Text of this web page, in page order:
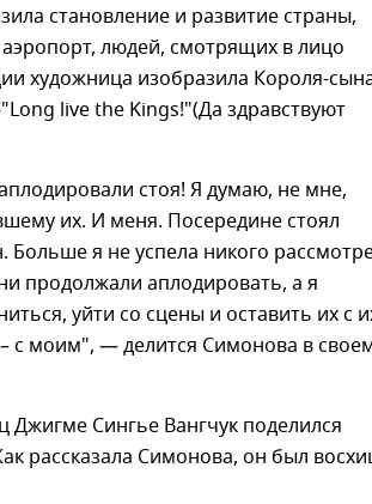
становление и развитие страны,
людей, смотрящих в лицо
художница изобразила Короля-
live the Kings!"(Да здравствуют
стоя! Я думаю, не мне,
их. И меня. Посередине стоял
я не успела никого
продолжали аплодировать, а я
уйти со сцены и оставить их с
с моим", — делится Симонова в
Джигме Сингье Вангчук поделился
рассказала Симонова, он был